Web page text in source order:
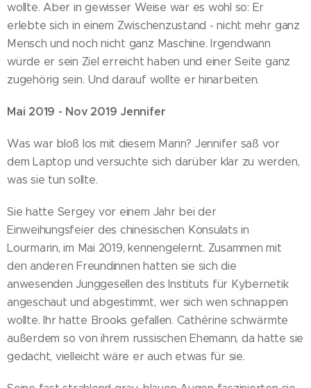
wollte. Aber in gewisser Weise war es wohl so: Er
erlebte sich in einem Zwischenzustand - nicht mehr ganz
Mensch und noch nicht ganz Maschine. Irgendwann
würde er sein Ziel erreicht haben und einer Seite ganz
zugehörig sein. Und darauf wollte er hinarbeiten.
Mai 2019 - Nov 2019 Jennifer
Was war bloß los mit diesem Mann? Jennifer saß vor
dem Laptop und versuchte sich darüber klar zu werden,
was sie tun sollte.
Sie hatte Sergey vor einem Jahr bei der
Einweihungsfeier des chinesischen Konsulats in
Lourmarin, im Mai 2019, kennengelernt. Zusammen mit
den anderen Freundinnen hatten sie sich die
anwesenden Junggesellen des Instituts für Kybernetik
angeschaut und abgestimmt, wer sich wen schnappen
wollte. Ihr hatte Brooks gefallen. Cathérine schwärmte
außerdem so von ihrem russischen Ehemann, da hatte sie
gedacht, vielleicht wäre er auch etwas für sie.